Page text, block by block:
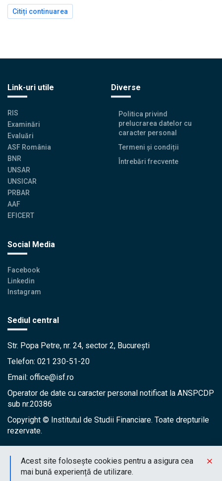
Citiți continuarea
Link-uri utile
RIS
Examinări
Evaluări
ASF România
BNR
UNSAR
UNSICAR
PRBAR
AAF
EFICERT
Diverse
Politica privind
prelucrarea datelor cu
caracter personal
Termeni și condiții
Întrebări frecvente
Social Media
Facebook
Linkedin
Instagram
Sediul central
Str. Popa Petre, nr. 24, sector 2, București
Telefon: 021 230-51-20
Email: office@isf.ro
Operator de date cu caracter personal notificat la ANSPCDP
sub nr.20386
Copyright © Institutul de Studii Financiare. Toate drepturile
rezervate.
Acest site folosește cookies pentru a asigura cea
mai bună experiență de utilizare.